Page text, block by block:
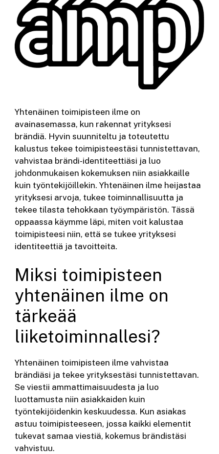
Yhtenäinen toimipisteen ilme on
avainasemassa, kun rakennat yrityksesi
brändiä. Hyvin suunniteltu ja toteutettu
kalustus tekee toimipisteestäsi tunnistettavan,
vahvistaa brändi-identiteettiäsi ja luo
johdonmukaisen kokemuksen niin asiakkaille
kuin työntekijöillekin. Yhtenäinen ilme heijastaa
yrityksesi arvoja, tukee toiminnallisuutta ja
tekee tilasta tehokkaan työympäristön. Tässä
oppaassa käymme läpi, miten voit kalustaa
toimipisteesi niin, että se tukee yrityksesi
identiteettiä ja tavoitteita.
Miksi toimipisteen
yhtenäinen ilme on
tärkeää
liiketoiminnallesi?
Yhtenäinen toimipisteen ilme vahvistaa
brändiäsi ja tekee yrityksestäsi tunnistettavan.
Se viestii ammattimaisuudesta ja luo
luottamusta niin asiakkaiden kuin
työntekijöidenkin keskuudessa. Kun asiakas
astuu toimipisteeseen, jossa kaikki elementit
tukevat samaa viestiä, kokemus brändistäsi
vahvistuu.